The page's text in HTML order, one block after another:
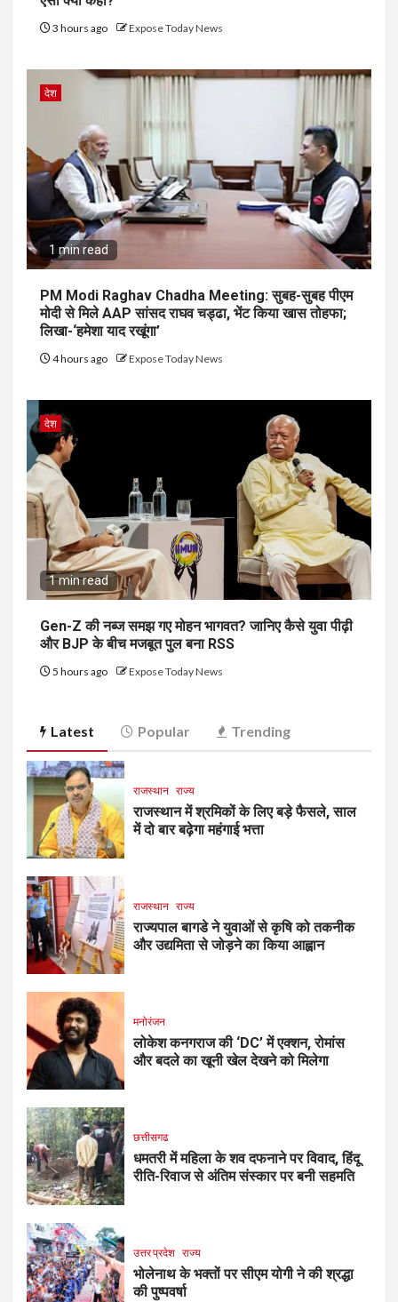
3 hours ago Expose Today News
देश
1 min read
PM Modi Raghav Chadha Meeting: सुबह-सुबह पीएम
मोदी से मिले AAP सांसद राघव चड्ढा, भेंट किया खास तोहफा;
लिखा-‘हमेशा याद रखूंगा’
4 hours ago Expose Today News
देश
1 min read
Gen-Z की नब्ज समझ गए मोहन भागवत? जानिए कैसे युवा पीढ़ी
और BJP के बीच मजबूत पुल बना RSS
5 hours ago Expose Today News
Latest Popular Trending
राजस्थान राज्य
राजस्थान में श्रमिकों के लिए बड़े फैसले, साल
में दो बार बढ़ेगा महंगाई भत्ता
राजस्थान राज्य
राज्यपाल बागडे ने युवाओं से कृषि को तकनीक
और उद्यमिता से जोड़ने का किया आह्वान
मनोरंजन
लोकेश कनगराज की ‘DC’ में एक्शन, रोमांस
और बदले का खूनी खेल देखने को मिलेगा
छत्तीसगढ
धमतरी में महिला के शव दफनाने पर विवाद, हिंदू
रीति-रिवाज से अंतिम संस्कार पर बनी सहमति
उत्तर प्रदेश राज्य
भोलेनाथ के भक्तों पर सीएम योगी ने की श्रद्धा
की पुष्पवर्षा